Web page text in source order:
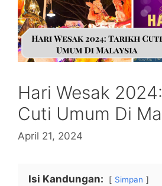
Hari Wesak
Cuti Umum Di
April 21, 2024
Isi Kandungan: Simpan